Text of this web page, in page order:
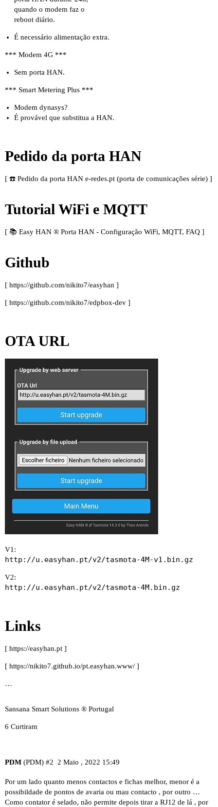
quando o modem faz o
reboot diário.
É necessário alimentação extra.
*** Modem 4G ***
Sem porta HAN.
*** Smart Metering Plus ***
Modem dynasys?
É provável que substitua a HAN.
Pedido da porta HAN
[ ☎️ Pedido da porta HAN e-redes.pt (porta de comunicações série) ]
Tutorial WiFi e MQTT
[ 📚 Easy HAN ® Porta HAN - Configuração WiFi, MQTT, FAQ ]
Github
[ https://github.com/nikito7/easyhan ]
[ https://github.com/nikito7/edpbox-dev ]
OTA URL
V1:
http://u.easyhan.pt/v2/tasmota-4M-v1.bin.gz
V2:
http://u.easyhan.pt/v2/tasmota-4M.bin.gz
Links
[ https://easyhan.pt ]
[ https://nikito7.github.io/pt.easyhan.www/ ]
…
Sansana Smart Solutions ® Portugal
6 Curtiram
PDM (PDM) 2 Maio , 2022 15:49
#2
Por um lado quanto menos contactos e fichas melhor, menor é a
possibildade de pontos de avaria ou mau contacto , por outro …
Como contator é selado, não permite depois tirar a RJ12 de lá , por